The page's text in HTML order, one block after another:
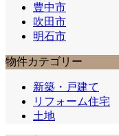
豊中市
吹田市
明石市
物件カテゴリー
新築・戸建て
リフォーム住宅
土地